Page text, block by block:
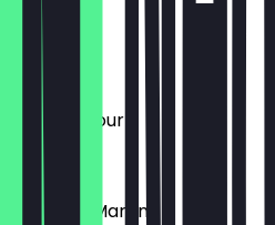
Mojito
€ 11,00
Whiskey Sour
€ 11,00
Espresso Martini